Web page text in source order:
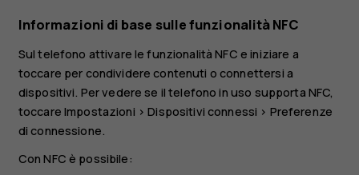
Informazioni di base sulle funzionalità NFC
Sul telefono attivare le funzionalità NFC e iniziare a
toccare per condividere contenuti o connettersi a
dispositivi. Per vedere se il telefono in uso supporta NFC,
toccareImpostazioni >Dispositivi connessi > Preferenze
di connessione.
Con NFC è possibile: